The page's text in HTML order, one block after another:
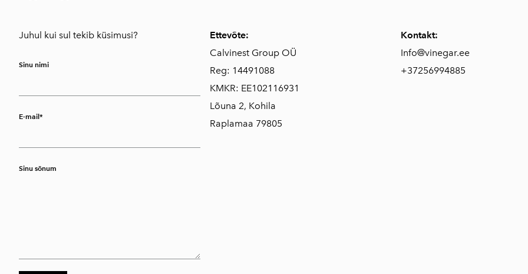
Juhul kui sul tekib küsimusi?
Sinu nimi
E-mail
Sinu sõnum
Ettevõte:
Calvinest Group OÜ
Reg: 14491088
KMKR: EE102116931
Lõuna 2, Kohila
Raplamaa 79805
Kontakt:
Info@vinegar.ee
+37256994885